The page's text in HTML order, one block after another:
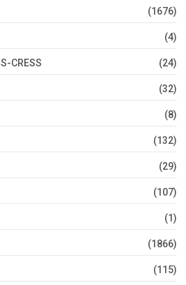
(1676)
(4)
CRESS (24)
(32)
(8)
(132)
(29)
(107)
(1)
(1866)
(115)